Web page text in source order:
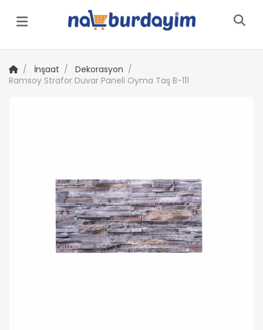
Menü
İnşaat
Dekorasyon
Ramsoy Strafor Duvar Paneli Oyma Taş B-111